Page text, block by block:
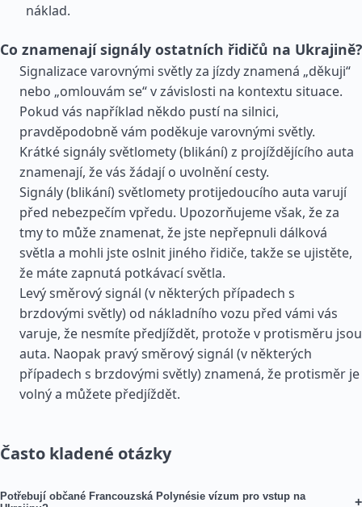
náklad.
Co znamenají signály ostatních řidičů na Ukrajině?
Signalizace varovnými světly za jízdy znamená „děkuji“
nebo „omlouvám se“ v závislosti na kontextu situace.
Pokud vás například někdo pustí na silnici,
pravděpodobně vám poděkuje varovnými světly.
Krátké signály světlomety (blikání) z projíždějícího auta
znamenají, že vás žádají o uvolnění cesty.
Signály (blikání) světlomety protijedoucího auta varují
před nebezpečím vpředu. Upozorňujeme však, že za
tmy to může znamenat, že jste nepřepnuli dálková
světla a mohli jste oslnit jiného řidiče, takže se ujistěte,
že máte zapnutá potkávací světla.
Levý směrový signál (v některých případech s
brzdovými světly) od nákladního vozu před vámi vás
varuje, že nesmíte předjíždět, protože v protisměru jsou
auta. Naopak pravý směrový signál (v některých
případech s brzdovými světly) znamená, že protisměr je
volný a můžete předjíždět.
Často kladené otázky
Potřebují občané Francouzská Polynésie vízum pro vstup na
+